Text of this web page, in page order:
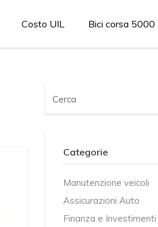
Costo UIL Bici corsa 5000
Categorie
Manutenzione veicoli
Assicurazioni Auto
Finanza e Investimenti